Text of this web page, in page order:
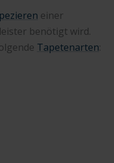
einer
benötigt wird.
Tapetenarten: